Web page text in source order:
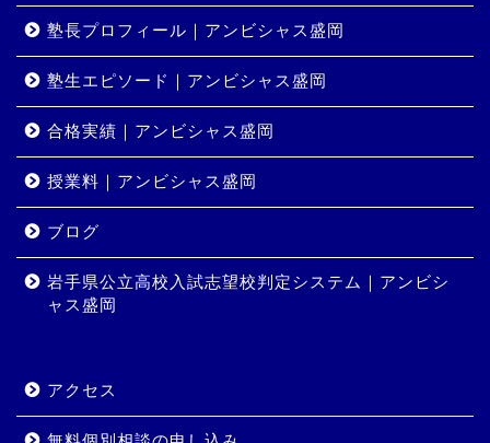
塾長プロフィール｜アンビシャス盛岡
塾生エピソード｜アンビシャス盛岡
合格実績｜アンビシャス盛岡
授業料｜アンビシャス盛岡
ブログ
岩手県公立高校入試志望校判定システム｜アンビシ
ャス盛岡
アクセス
コース・料金
岩手県公立高校入試志望校
判定システム｜アンビシャ